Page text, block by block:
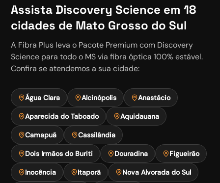
Assista Discovery Science em18
cidades de Mato Grosso do Sul
A Fibra Plus leva o Pacote Premiumcom Discovery
Science para todo o MS via fibra óptica 100% estável.
Confira se atendemos a sua cidade:
Água Clara Alcinópolis Anastácio
Aparecida do Taboado Aquidauana
Camapuã Cassilândia
Dois Irmãos do Buriti Douradina Figueirão
Inocência Itaporã Nova Alvorada do Sul